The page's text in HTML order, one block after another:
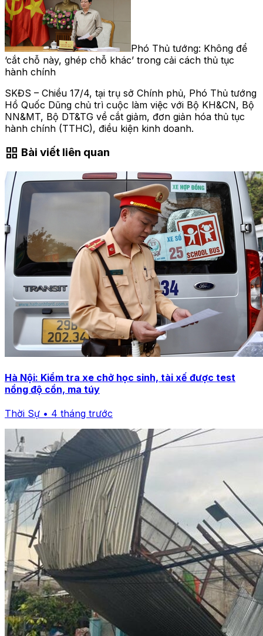
Phó Thủ tướng: Không để
‘cắt chỗ này, ghép chỗ khác’ trong cải cách thủ tục
hành chính
SKĐS – Chiều 17/4, tại trụ sở Chính phủ, Phó Thủ tướng
Hồ Quốc Dũng chủ trì cuộc làm việc với Bộ KH&CN, Bộ
NN&MT, Bộ DT&TG về cắt giảm, đơn giản hóa thủ tục
hành chính (TTHC), điều kiện kinh doanh.
grid_view Bài viết liên quan
Hà Nội: Kiểm tra xe chở học sinh, tài xế được test
nồng độ cồn, ma túy
Thời Sự • 4 tháng trước